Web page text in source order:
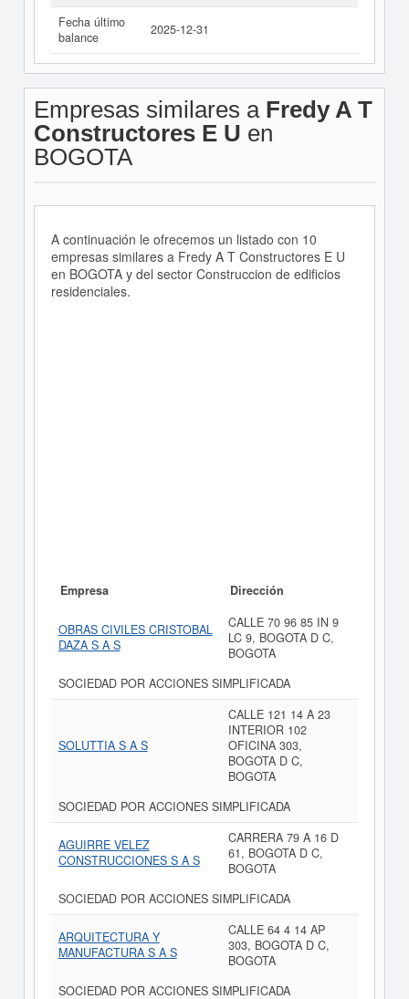
Fecha último
balance
2025-12-31
Empresas similares a Fredy A T
Constructores E U en
BOGOTA
A continuación le ofrecemos un listado con 10
empresas similares a Fredy A T Constructores E U
en BOGOTA y del sector Construccion de edificios
residenciales.
Empresa Dirección
OBRAS CIVILES CRISTOBAL
DAZA S A S
CALLE 70 96 85 IN 9
LC 9, BOGOTA D C,
BOGOTA
SOCIEDAD POR ACCIONES SIMPLIFICADA
SOLUTTIA S A S
CALLE 121 14 A 23
INTERIOR 102
OFICINA 303,
BOGOTA D C,
BOGOTA
SOCIEDAD POR ACCIONES SIMPLIFICADA
AGUIRRE VELEZ
CONSTRUCCIONES S A S
CARRERA 79 A 16 D
61, BOGOTA D C,
BOGOTA
SOCIEDAD POR ACCIONES SIMPLIFICADA
ARQUITECTURA Y
MANUFACTURA S A S
CALLE 64 4 14 AP
303, BOGOTA D C,
BOGOTA
SOCIEDAD POR ACCIONES SIMPLIFICADA